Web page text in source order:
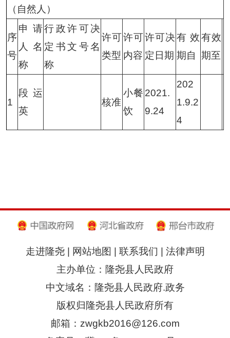
（自然人）
序
号
申请
人名
称
行政许可决
定书文号名
称
许可
类型
许可
内容
许可决
定日期
有效
期自
有效
期至
1
段运
英
核准
小餐
饮
2021.
9.24
202
1.9.2
4
走进隆尧| 网站地图 联系我们
法律声明
主办单位：隆尧县人民政府
中文域名：隆尧县人民政府.政务
版权归隆尧县人民政府所有
邮箱：zwgkb2016@126.com